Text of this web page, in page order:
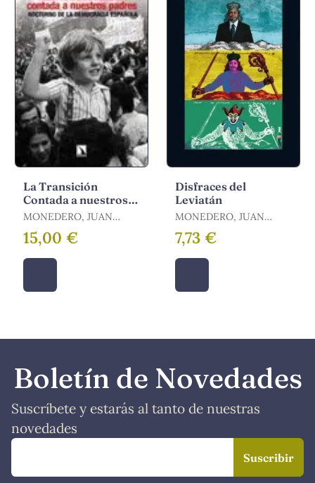
La Transición
Contada a nuestros
Padres
MONEDERO, JUAN
CARLOS
15,00 €
Disfraces del
Leviatán
MONEDERO, JUAN
CARLOS
7,73 €
Boletín de Novedades
Suscríbete y estarás al tanto de nuestras
novedades